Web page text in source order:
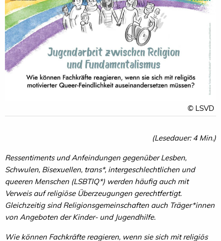
© LSVD
(Lesedauer: 4 Min.)
Ressentiments und Anfeindungen gegenüber Lesben,
Schwulen, Bisexuellen, trans*, intergeschlechtlichen und
queeren Menschen (LSBTIQ*) werden häufig auch mit
Verweis auf religiöse Überzeugungen gerechtfertigt.
Gleichzeitig sind Religionsgemeinschaften auch Träger*innen
von Angeboten der Kinder- und Jugendhilfe.
Wie können Fachkräfte reagieren, wenn sie sich mit religiös